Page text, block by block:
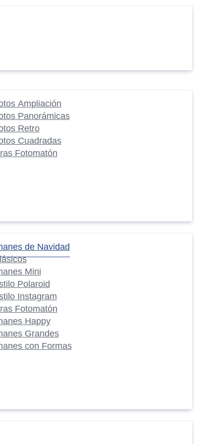
Ampliación
Panorámicas
Retro
Cuadradas
Fotomatón
de Navidad
Mini
Polaroid
Instagram
Fotomatón
Happy
Grandes
con Formas